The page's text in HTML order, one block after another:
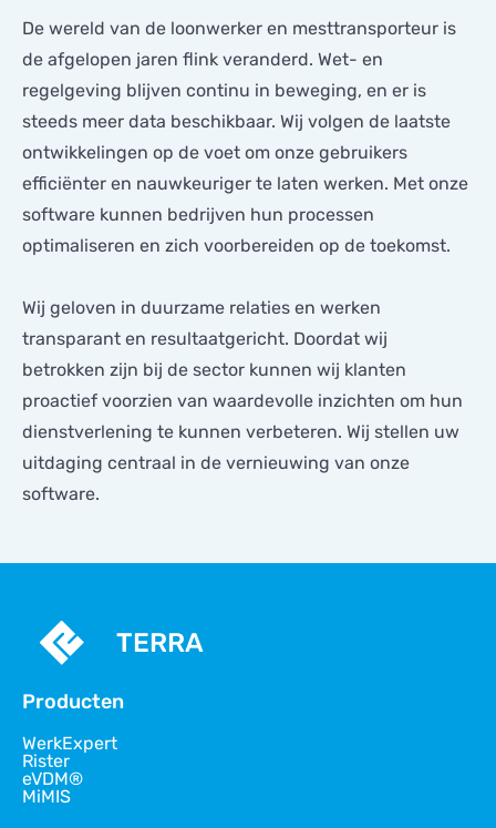
De wereld van de loonwerker en mesttransporteur is
de afgelopen jaren flink veranderd. Wet- en
regelgeving blijven continu in beweging, en er is
steeds meer data beschikbaar. Wij volgen de laatste
ontwikkelingen op de voet om onze gebruikers
efficiënter en nauwkeuriger te laten werken. Met onze
software kunnen bedrijven hun processen
optimaliseren en zich voorbereiden op de toekomst.
Wij geloven in duurzame relaties en werken
transparant en resultaatgericht. Doordat wij
betrokken zijn bij de sector kunnen wij klanten
proactief voorzien van waardevolle inzichten om hun
dienstverlening te kunnen verbeteren. Wij stellen uw
uitdaging centraal in de vernieuwing van onze
software.
TERRA
Producten
WerkExpert
Rister
eVDM®
MiMIS